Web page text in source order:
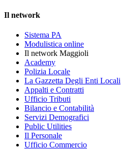
Il network
Sistema PA
Modulistica online
Il network Maggioli
Academy
Polizia Locale
La Gazzetta Degli Enti Locali
Appalti e Contratti
Ufficio Tributi
Bilancio e Contabilità
Servizi Demografici
Public Utilities
Il Personale
Ufficio Commercio